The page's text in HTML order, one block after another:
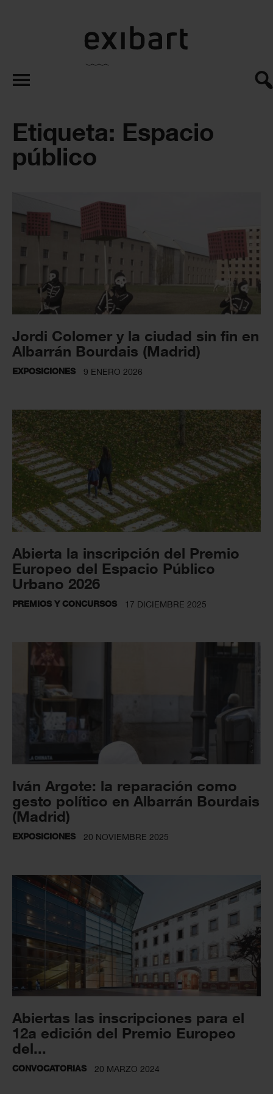
exibart.es
Etiqueta: Espacio
público
Jordi Colomer y la ciudad sin fin en
Albarrán Bourdais (Madrid)
EXPOSICIONES 9 ENERO 2026
Abierta la inscripción del Premio
Europeo del Espacio Público
Urbano 2026
PREMIOS Y CONCURSOS 17 DICIEMBRE 2025
Iván Argote: la reparación como
gesto político en Albarrán Bourdais
(Madrid)
EXPOSICIONES 20 NOVIEMBRE 2025
Abiertas las inscripciones para el
12a edición del Premio Europeo
del...
CONVOCATORIAS 20 MARZO 2024